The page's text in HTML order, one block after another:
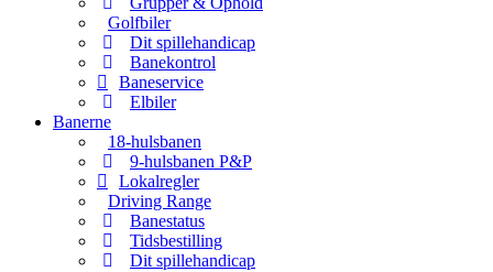
Golfbiler
Dit spillehandicap
Banekontrol
Baneservice
Elbiler
Banerne
18-hulsbanen
9-hulsbanen P&P
Lokalregler
Driving Range
Banestatus
Tidsbestilling
Dit spillehandicap